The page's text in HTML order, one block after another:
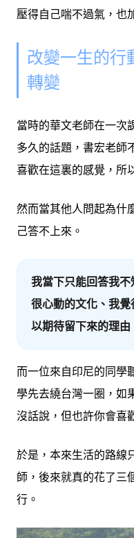
壓得自己喘不過氣，也
改變一生的行
轉變
當時的華文老師在一次
多久的話題，書宏老師
喜歡在這裏的感覺，所
然而當其他人問起為什
己答不上來。
我當下只能回答我
很心動的文化、我
以期待留下來的理由
而一位來自印尼的同學
學先去繞台灣一圈，如
沒話說，但也許你會喜
於是，本來生活的路線
師，後來就真的花了三
行。